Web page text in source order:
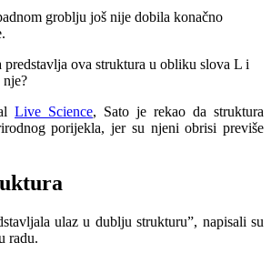
groblju još nije dobila konačno
predstavlja ova struktura u obliku slova L i
Live Science, Sato je rekao da struktura
porijekla, jer su njeni obrisi previše
ulaz u dublju strukturu”, napisali su
radu.